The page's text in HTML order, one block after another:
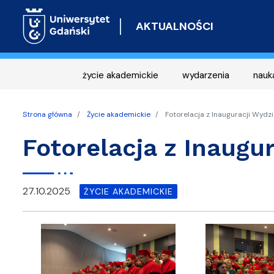
AKTUALNOŚCI
życie akademickie wydarzenia
Strona główna Życie akademickie Fotorelacja z Inauguracji
Fotorelacja z
27.10.2025 ŻYCIE AKADEMICKIE